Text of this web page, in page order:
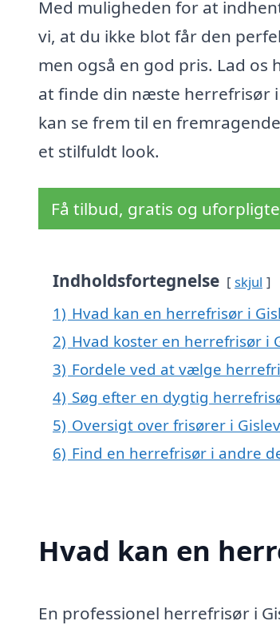
Med muligheden for at
vi, at du ikke blot får den
men også en god pris. Lad os
at finde din næste herrefrisør i
kan se frem til en
et stilfuldt look.
Få tilbud, gratis og
Indholdsfortegnelse skjul
1) Hvad kan en herrefrisør i
2) Hvad koster en herrefrisør i
3) Fordele ved at vælge
4) Søg efter en dygtig
5) Oversigt over frisører i
6) Find en herrefrisør i andre
Hvad kan en
En professionel herrefrisør i